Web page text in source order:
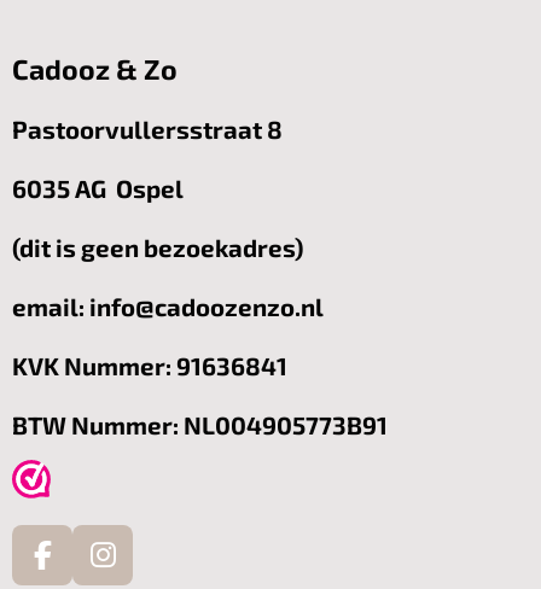
Cadooz & Zo
Pastoorvullersstraat 8
6035 AG Ospel
(dit is geen bezoekadres)
email: info@cadoozenzo.nl
KVK Nummer: 91636841
BTW Nummer: NL004905773B91
F
I